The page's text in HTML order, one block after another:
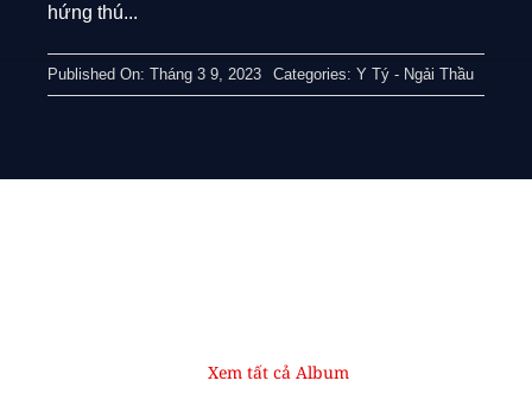
hứng thú...
Published On: Tháng 3 9, 2023 Categories: Y Tý - Ngải Thầu
Xem tất cả Album